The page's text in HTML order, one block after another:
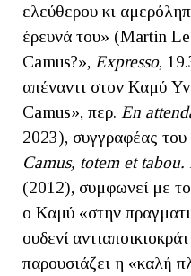
ελεύθερου κι
έρευνά του» (Martin
Camus?», Expresso,
απέναντι στον Καμύ
Camus», περ. En
2023), συγγραφέας του
Camus, totem et tabou.
(2012), συμφωνεί με
ο Καμύ «στην
ουδενί
παρουσιάζει η «καλή